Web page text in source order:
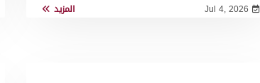
Jul 4, 2026 المزيد